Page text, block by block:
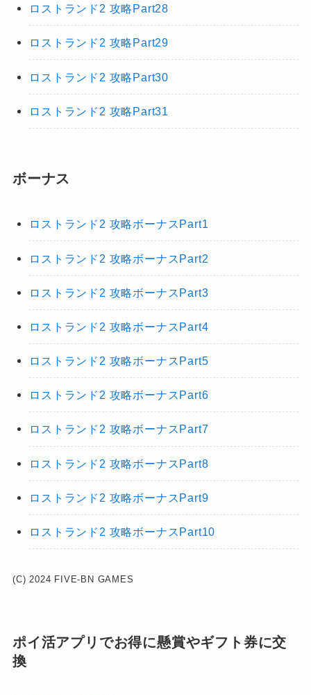
ロストランド2 攻略Part28
ロストランド2 攻略Part29
ロストランド2 攻略Part30
ロストランド2 攻略Part31
ボーナス
ロストランド2 攻略ボーナスPart1
ロストランド2 攻略ボーナスPart2
ロストランド2 攻略ボーナスPart3
ロストランド2 攻略ボーナスPart4
ロストランド2 攻略ボーナスPart5
ロストランド2 攻略ボーナスPart6
ロストランド2 攻略ボーナスPart7
ロストランド2 攻略ボーナスPart8
ロストランド2 攻略ボーナスPart9
ロストランド2 攻略ボーナスPart10
(C) 2024 FIVE-BN GAMES
ポイ活アプリでお得に懸賞やギフト券に交
換